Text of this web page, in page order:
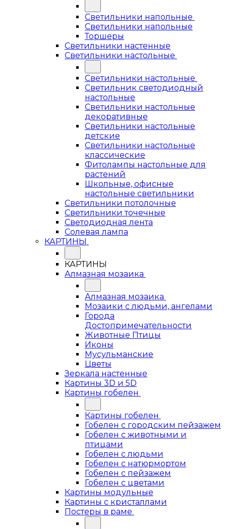
Светильники напольные
Светильники напольные
Торшеры
Светильники настенные
Светильники настольные
Светильники настольные
Светильник светодиодный
настольные
Светильники настольные
декоративные
Светильники настольные
детские
Светильники настольные
классические
Фитолампы настольные для
растений
Школьные, офисные
настольные светильники
Светильники потолочные
Светильники точечные
Светодиодная лента
Солевая лампа
КАРТИНЫ
КАРТИНЫ
Алмазная мозаика
Алмазная мозаика
Мозаики с людьми, ангелами
Города
Достопримечательности
Животные Птицы
Иконы
Мусульманские
Цветы
Зеркала настенные
Картины 3D и 5D
Картины гобелен
Картины гобелен
Гобелен с городским пейзажем
Гобелен с животными и
птицами
Гобелен с людьми
Гобелен с натюрмортом
Гобелен с пейзажем
Гобелен с цветами
Картины модульные
Картины с кристаллами
Постеры в раме